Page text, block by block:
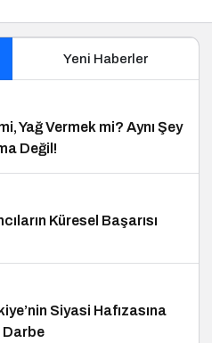
Yeni Haberler
Yağ Vermek mi? Aynı Şey
Değil!
Küresel Başarısı
Siyasi Hafızasına
Darbe